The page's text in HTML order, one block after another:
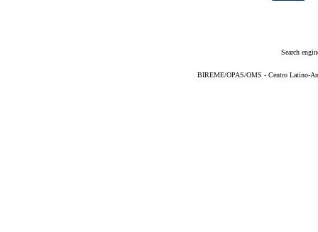
Search
BIREME/OPAS/OMS - Centro Latino-